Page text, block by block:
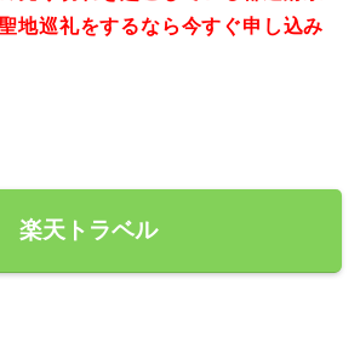
地巡礼をするなら今すぐ申し込み
楽天トラベル